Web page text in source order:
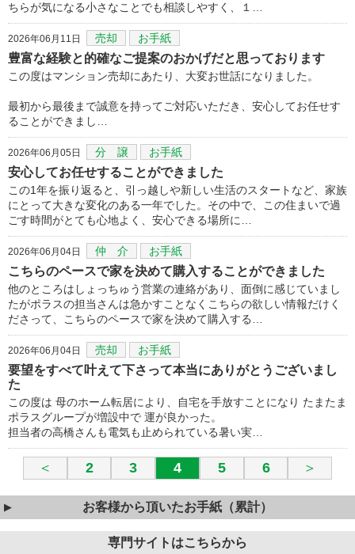
ちらが気になる小さなことでも相談しやすく、１…
2026年06月11日 売却 お手紙
豊富な経験と的確なご提案のおかげだと思っております
この度はマンション売却にあたり、大変お世話になりました。
最初から最後まで誠意を持ってご対応いただき、安心してお任せす
ることができまし…
2026年06月05日 分 譲 お手紙
安心してお任せすることができました
この1年を振り返ると、引っ越しや新しい生活のスタートなど、家族
にとって大きな変化のある一年でした。その中で、この住まいで過
ごす時間がとても心地よく、安心できる場所に…
2026年06月04日 仲 介 お手紙
こちらのペースで家を決めて購入することができました
他のところはしょっちゅう営業の連絡があり、面倒に感じていまし
たがポラスの担当さんは急かすことなくこちらの欲しい情報だけく
ださって、こちらのペースで家を決めて購入する…
2026年06月04日 売却 お手紙
要望をすべて叶えて下さって本当にありがとうございまし
た
この度は 母のホーム転居により、自宅を手放すことになり たまたま
ポラスグループが増設中で 運が良かった。
担当者の高橋さんも電気も止められている暑い実…
＜ 2 3 4 5 6 ＞
お客様から頂いたお手紙（累計）
専門サイトはこちらから